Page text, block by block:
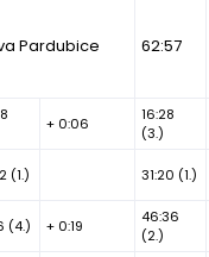
Pardubice 62:57
+ 0:06
16:28
(3.)
(1.) 31:20 (1.)
(4.) + 0:19
46:36
(2.)